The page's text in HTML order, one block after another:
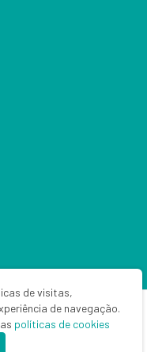
direitos reservados.
de visitas,
de navegação.
políticas de cookies